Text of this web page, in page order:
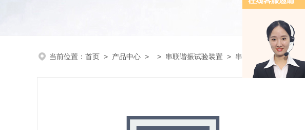
当前位置： 首页 > 产品中心 > > 串联谐振试验装置 > 串联谐振参数计算器